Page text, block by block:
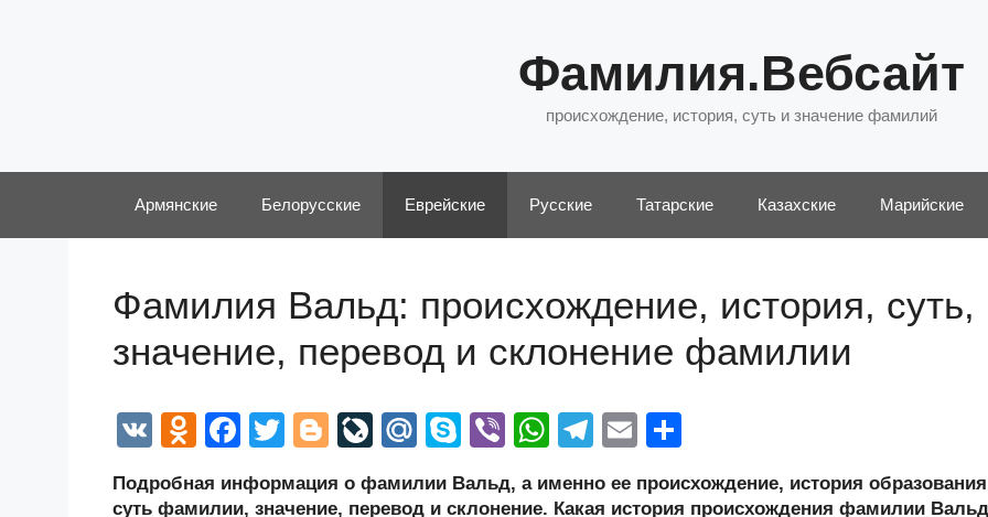
Фамилия.Вебсайт
происхождение, история, суть и значение фамилий
Армянские Белорусские Еврейские Русские Татарские Казахские Марийские
Фамилия Вальд: происхождение, история, суть,
значение, перевод и склонение фамилии
V
O
n
F
c
T
tt
Bl
g
Li
e
M
.R
S
p
Vi
er
W
at
T
e
E
ail р
Подробная информация о фамилии Вальд, а именно ее происхождение, история
суть фамилии, значение, перевод и склонение. Какая история происхождения фамилии